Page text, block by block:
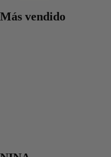
Más vendido